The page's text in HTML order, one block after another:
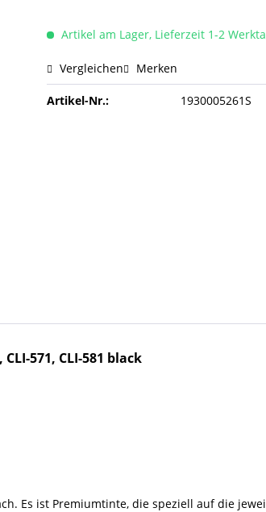
Artikel am Lager, Lieferzeit 1-2
Vergleichen Merken
Artikel-Nr.: 1930005261S
571, CLI-581 black
Es ist Premiumtinte, die speziell auf die